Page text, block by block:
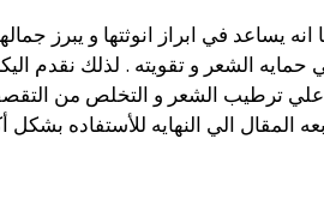
يساعد في ابراز انوثتها و يبرز
الشعر و تقويته . لذلك نقدم
علي ترطيب الشعر و التخلص من
المقال الي النهايه للأستفاده بشكل